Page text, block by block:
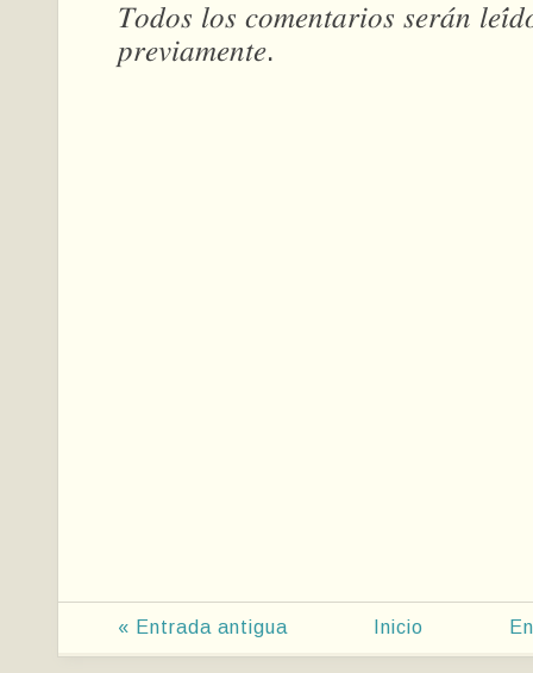
𝑇𝑜𝑑𝑜𝑠 𝑙𝑜𝑠 𝑐𝑜𝑚𝑒𝑛𝑡𝑎𝑟𝑖𝑜𝑠 𝑠𝑒𝑟𝑎́𝑛
𝑝𝑟𝑒𝑣𝑖𝑎𝑚𝑒𝑛𝑡𝑒.
« Entrada antigua Inicio